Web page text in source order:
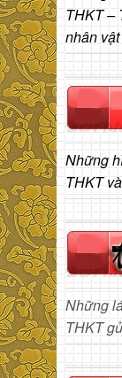
THKT –
nhân
Những
THKT
Những
THKT